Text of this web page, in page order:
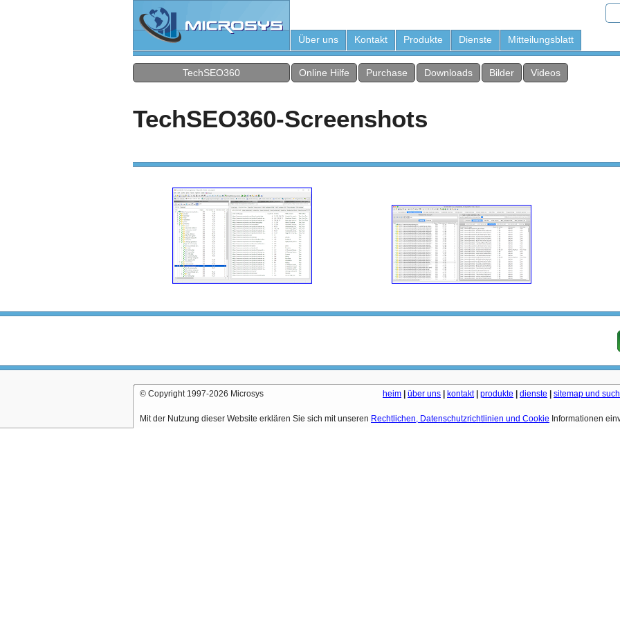
Über uns Kontakt Produkte Dienste Mitteilungsblatt
TechSEO360 Online Hilfe Purchase Downloads Bilder Videos
TechSEO360-Screenshots
© Copyright 1997-2026 Microsys heim über uns kontakt produkte dienste sitemap und
Mit der Nutzung dieser Website erklären Sie sich mit unseren Rechtlichen, Datenschutzrichtlinien und Cookie Informationen